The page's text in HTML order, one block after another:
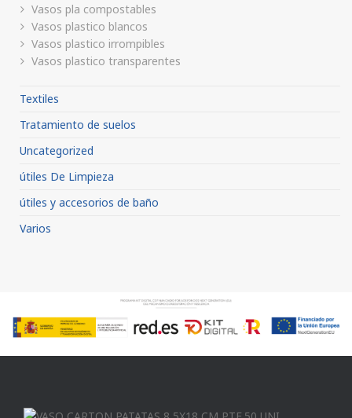
Vasos pla compostables
Vasos plastico blancos
Vasos plastico irrompibles
Vasos plastico transparentes
Textiles
Tratamiento de suelos
Uncategorized
útiles De Limpieza
útiles y accesorios de baño
Varios